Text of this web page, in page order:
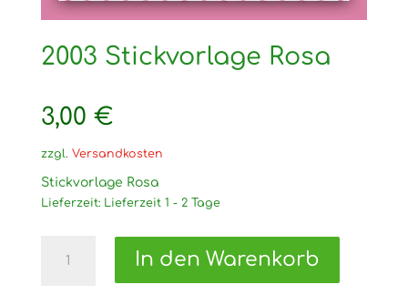
2003 Stickvorlage Rosa
3,00 €
zzgl. Versandkosten
Stickvorlage Rosa
Lieferzeit: Lieferzeit 1 - 2 Tage
Stickvorlage
In den Warenkorb